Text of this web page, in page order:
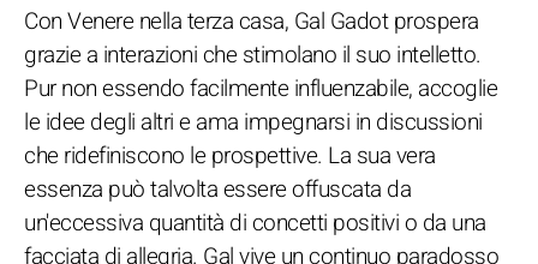
Con Venere nella terza casa, Gal Gadot prospera
grazie a interazioni che stimolano il suo intelletto.
Pur non essendo facilmente influenzabile, accoglie
le idee degli altri e ama impegnarsi in discussioni
che ridefiniscono le prospettive. La sua vera
essenza può talvolta essere offuscata da
un'eccessiva quantità di concetti positivi o da una
facciata di allegria. Gal vive un continuo paradosso